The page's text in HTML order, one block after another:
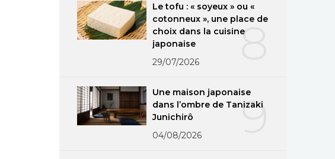
8
Le tofu : « soyeux » ou «
cotonneux », une place de
choix dans la cuisine
japonaise
29/07/2026
9
Une maison japonaise
dans l’ombre de Tanizaki
Junichirô
04/08/2026